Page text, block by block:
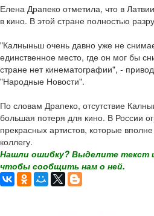
Елена Драпеко отметила, что в
в кино. В этой стране полностью
"Калныньш очень давно уже не
единственное место, где он мог бы
стране нет кинематографии", -
"Народные Новости".
По словам Драпеко, отсутствие
большая потеря для кино. В России
прекрасных артистов, которые
коллегу.
Нашли ошибку? Выделите текст
чтобы сообщить нам о ней.